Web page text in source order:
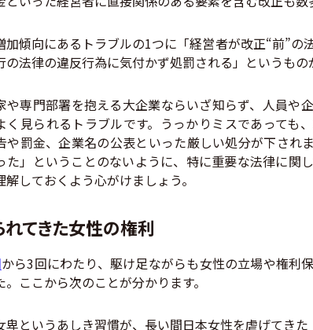
傾向にあるトラブルの1つに「経営者が改正“前”の
の法律の違反行為に気付かず処罰される」というもの
や専門部署を抱える大企業ならいざ知らず、人員や
く見られるトラブルです。うっかりミスであっても
や罰金、企業名の公表といった厳しい処分が下され
た」ということのないように、特に重要な法律に関
解しておくよう心がけましょう。
れてきた女性の権利
から3回にわたり、駆け足ながらも女性の立場や権利
。ここから次のことが分かります。
卑というあしき習慣が、長い間日本女性を虐げてきた